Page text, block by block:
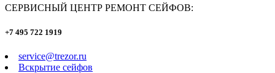
СЕРВИСНЫЙ ЦЕНТР РЕМОНТ СЕЙФОВ:
+7 495 722 1919
service@trezor.ru
Вскрытие сейфов